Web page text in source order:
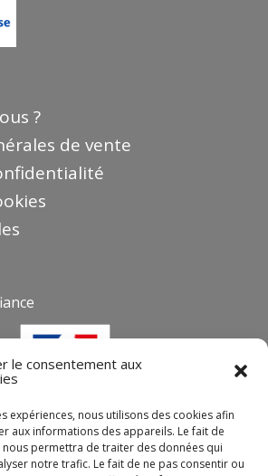
le consentement aux
expériences, nous utilisons des cookies afin
aux informations des appareils. Le fait de
nous permettra de traiter des données qui
notre trafic. Le fait de ne pas consentir ou
?
de vente